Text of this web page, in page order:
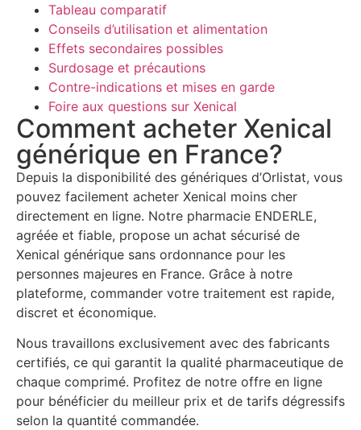
Tableau comparatif
Conseils d’utilisation et alimentation
Effets secondaires possibles
Surdosage et précautions
Contre-indications et mises en garde
Foire aux questions sur Xenical
Comment acheter Xenical
générique en France?
Depuis la disponibilité des génériques d’Orlistat, vous
pouvez facilement acheter Xenical moins cher
directement en ligne. Notre pharmacie ENDERLE,
agréée et fiable, propose un achat sécurisé de
Xenical générique sans ordonnance pour les
personnes majeures en France. Grâce à notre
plateforme, commander votre traitement est rapide,
discret et économique.
Nous travaillons exclusivement avec des fabricants
certifiés, ce qui garantit la qualité pharmaceutique de
chaque comprimé. Profitez de notre offre en ligne
pour bénéficier du meilleur prix et de tarifs dégressifs
selon la quantité commandée.